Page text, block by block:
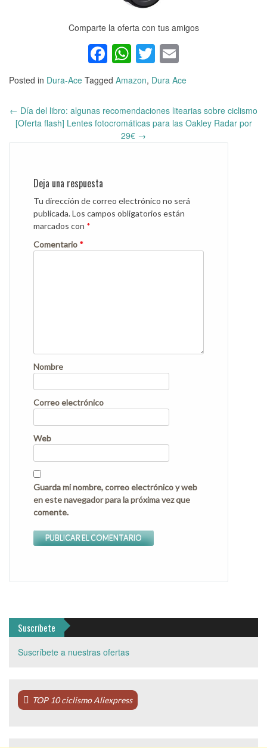
Comparte la oferta con tus amigos
Facebook
WhatsApp
Twitter
Posted in Dura-Ace Tagged Amazon, Dura Ace
Post
← Día del libro: algunas recomendaciones litearias sobre ciclismo
[Oferta flash] Lentes fotocromáticas para las Oakley Radar por
29€ →
Deja una respuesta
Tu dirección de correo electrónico no será
publicada.Los campos obligatorios están
marcados con *
Comentario *
Nombre
Correo electrónico
Web
Guarda mi nombre, correo electrónico y web
en este navegador para la próxima vez que
comente.
Suscríbete
Suscríbete a nuestras ofertas
TOP 10 ciclismo Aliexpress